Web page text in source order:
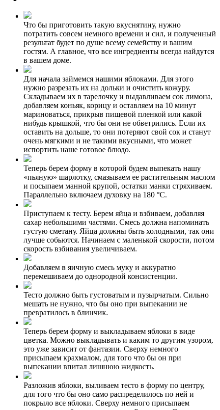
Что бы приготовить такую вкуснятину, нужно
потратить совсем немного времени и сил, и полученный
результат будет по душе всему семейству и вашим
гостям. А главное, что все ингредиенты всегда найдутся
в вашем доме.
Для начала займемся нашими яблоками. Для этого
нужно разрезать их на дольки и очистить кожуру.
Складываем их в тарелочку и выдавливаем сок лимона,
добавляем коньяк, корицу и оставляем на 10 минут
мариноваться, прикрыв пищевой пленкой или какой
нибудь крышкой, что бы они не обветрились. Если их
оставить на дольше, то они потеряют свой сок и станут
очень мягкими и не такими вкусными, что может
испортить наше готовое блюдо.
Теперь берем форму в которой будем выпекать нашу
«пьяную» шарлотку, смазываем ее растительным маслом
и посыпаем манной крупой, остатки манки стряхиваем.
Параллельно включаем духовку на 180 °C.
Приступаем к тесту. Берем яйца и взбиваем, добавляя
сахар небольшими частями. Смесь должна напоминать
густую сметану. Яйца должны быть холодными, так они
лучше собьются. Начинаем с маленькой скорости, потом
скорость взбивания увеличиваем.
Добавляем в яичную смесь муку и аккуратно
перемешиваем до однородной консистенции.
Тесто должно быть густоватым и пузырчатым. Сильно
мешать не нужно, что бы оно при выпекании не
превратилось в блинчик.
Теперь берем форму и выкладываем яблоки в виде
цветка. Можно выкладывать и каким то другим узором,
это уже зависит от фантазии. Сверху немного
присыпаем крахмалом, для того что бы он при
выпекании впитал лишнюю жидкость.
Разложив яблоки, выливаем тесто в форму по центру,
для того что бы оно само распределилось по ней и
покрыло все яблоки. Сверху немного присыпаем